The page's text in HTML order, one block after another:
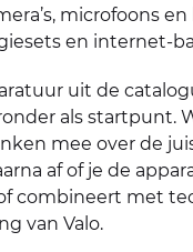
microfoons
en internet-
uit de
als startpunt.
mee over de
af of je de
combineert met
van Valo.